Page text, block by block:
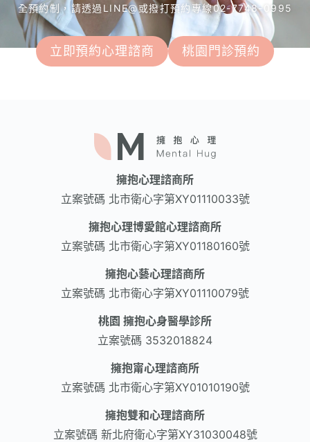
全預約制，請透過LINE@或撥打預約專線02-7748-0995
立即預約心理諮商 桃園門診預約
擁抱心理諮商所
立案號碼 北市衛心字第XY01110033號
擁抱心理博愛館心理諮商所
立案號碼 北市衛心字第XY01180160號
擁抱心藝心理諮商所
立案號碼 北市衛心字第XY01110079號
桃園 擁抱心身醫學診所
立案號碼 3532018824
擁抱甯心理諮商所
立案號碼 北市衛心字第XY01010190號
擁抱雙和心理諮商所
立案號碼 新北府衛心字第XY31030048號